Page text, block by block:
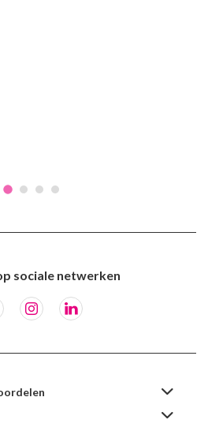
sociale netwerken